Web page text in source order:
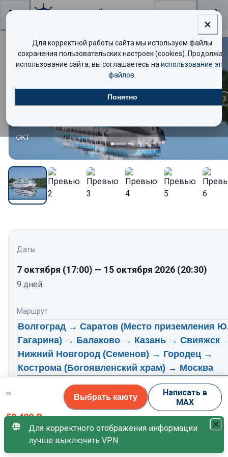
+6
Стандарт
07
окт
Даты
7 октября (17:00) — 15 октября 2026 (20:30)
9 дней
Маршрут
Волгоград → Саратов (Место приземления
Гагарина) → Балаково → Казань → Свияжск
Нижний Новгород (Семенов) → Городец →
Кострома (Богоявленский храм) → Москва
Нажмите, чтобы посмотреть программу по дням
Русь Великая 5.6 /10
Свободных кают
от
50 400₽
за 1 гостя
Выбрать каюту
Написать в
MAX
Для корректной работы сайта мы используем файлы
сохранения пользовательских настроек (cookies). Продолжая
использование сайта, вы соглашаетесь на использование
файлов
Понятно
Для корректного отображения информации
лучше выключить VPN